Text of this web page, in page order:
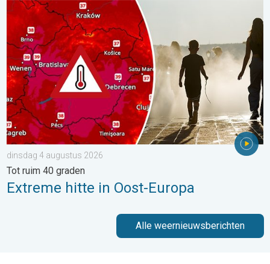
Extreme hitte in Oost-Europa. Tot ruim 40 graden. . . dinsdag
dinsdag 4 augustus 2026
Tot ruim 40 graden
Extreme hitte in Oost-Europa
Alle weernieuwsberichten